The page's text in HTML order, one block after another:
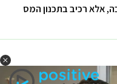
לא רק הטבה, אלא רכיב בתכנון המס